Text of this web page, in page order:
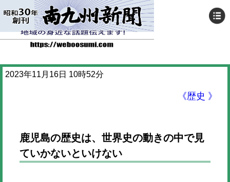
2023年11月16日 10時52分
《歴史 》
鹿児島の歴史は、世界史の動きの中で見
ていかないといけない